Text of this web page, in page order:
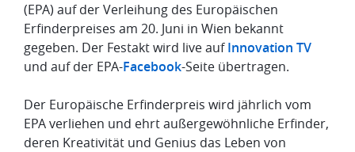
(EPA) auf der Verleihung des Europäischen
Erfinderpreises am 20. Juni in Wien bekannt
gegeben. Der Festakt wird live auf Innovation TV
und auf der EPA-Facebook-Seite übertragen.
Der Europäische Erfinderpreis wird jährlich vom
EPA verliehen und ehrt außergewöhnliche Erfinder,
deren Kreativität und Genius das Leben von